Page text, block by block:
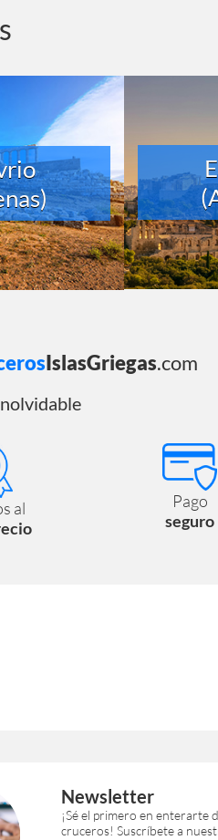
IslasGriegas.com
al
Pago
seguro
Newsletter
¡Sé el primero en enterarte
cruceros! Suscríbete a